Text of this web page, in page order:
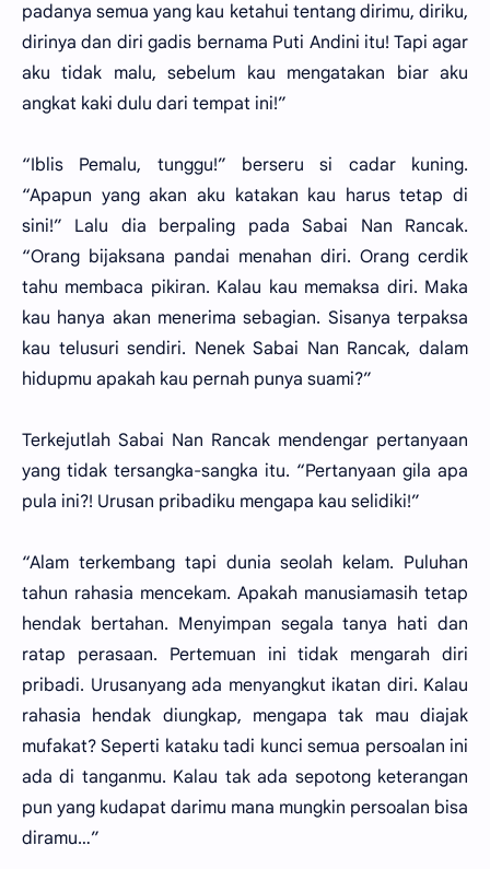
padanya semua yang kau ketahui tentang dirimu, diriku,
dirinya dan diri gadis bernama Puti Andini itu! Tapi agar
aku tidak malu, sebelum kau mengatakan biar aku
angkat kaki dulu dari tempat ini!”
“Iblis Pemalu, tunggu!” berseru si cadar kuning.
“Apapun yang akan aku katakan kau harus tetap di
sini!” Lalu dia berpaling pada Sabai Nan Rancak.
“Orang bijaksana pandai menahan diri. Orang cerdik
tahu membaca pikiran. Kalau kau memaksa diri. Maka
kau hanya akan menerima sebagian. Sisanya terpaksa
kau telusuri sendiri. Nenek Sabai Nan Rancak, dalam
hidupmu apakah kau pernah punya suami?”
Terkejutlah Sabai Nan Rancak mendengar pertanyaan
yang tidak tersangka-sangka itu. “Pertanyaan gila apa
pula ini?! Urusan pribadiku mengapa kau selidiki!”
“Alam terkembang tapi dunia seolah kelam. Puluhan
tahun rahasia mencekam. Apakah manusiamasih tetap
hendak bertahan. Menyimpan segala tanya hati dan
ratap perasaan. Pertemuan ini tidak mengarah diri
pribadi. Urusanyang ada menyangkut ikatan diri. Kalau
rahasia hendak diungkap, mengapa tak mau diajak
mufakat? Seperti kataku tadi kunci semua persoalan ini
ada di tanganmu. Kalau tak ada sepotong keterangan
pun yang kudapat darimu mana mungkin persoalan bisa
diramu…”